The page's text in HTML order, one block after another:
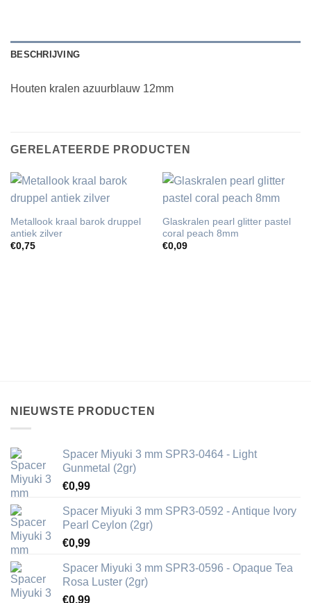
BESCHRIJVING
Houten kralen azuurblauw 12mm
GERELATEERDE PRODUCTEN
Metallook kraal barok druppel
antiek zilver
€0,75
Glaskralen pearl glitter pastel
coral peach 8mm
€0,09
NIEUWSTE PRODUCTEN
Spacer Miyuki 3 mm SPR3-0464 - Light
Gunmetal (2gr)
€0,99
Spacer Miyuki 3 mm SPR3-0592 - Antique Ivory
Pearl Ceylon (2gr)
€0,99
Spacer Miyuki 3 mm SPR3-0596 - Opaque Tea
Rosa Luster (2gr)
€0,99